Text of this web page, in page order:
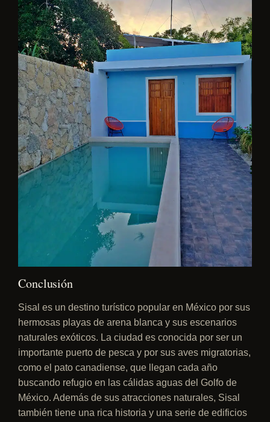
Conclusión
Sisal es un destino turístico popular en México por sus
hermosas playas de arena blanca y sus escenarios
naturales exóticos. La ciudad es conocida por ser un
importante puerto de pesca y por sus aves migratorias,
como el pato canadiense, que llegan cada año
buscando refugio en las cálidas aguas del Golfo de
México. Además de sus atracciones naturales, Sisal
también tiene una rica historia y una serie de edificios